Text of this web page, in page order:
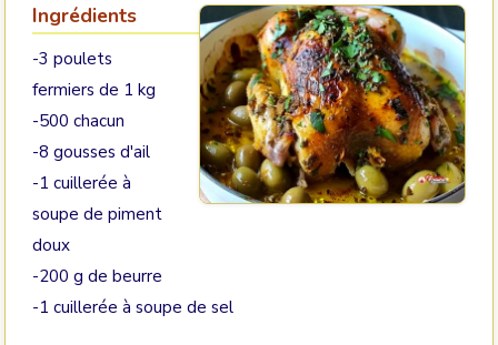
Ingrédients
-3 poulets
fermiers de 1 kg
-500 chacun
-8 gousses d'ail
-1 cuillerée à
soupe de piment
doux
-200 g de beurre
-1 cuillerée à soupe de sel